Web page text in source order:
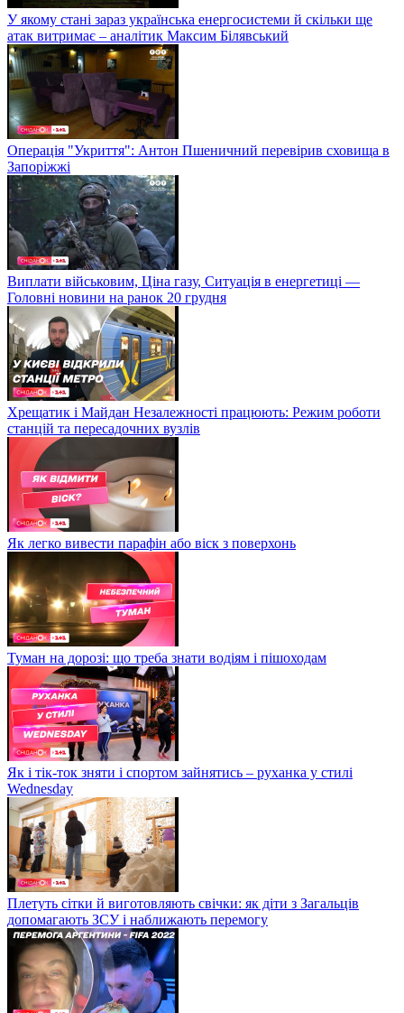
У якому стані зараз українська енергосистеми й скільки ще
атак витримає – аналітик Максим Білявський
Операція "Укриття": Антон Пшеничний перевірив сховища в
Запоріжжі
Виплати військовим, Ціна газу, Ситуація в енергетиці —
Головні новини на ранок 20 грудня
Хрещатик і Майдан Незалежності працюють: Режим роботи
станцій та пересадочних вузлів
Як легко вивести парафін або віск з поверхонь
Туман на дорозі: що треба знати водіям і пішоходам
Як і тік-ток зняти і спортом зайнятись – руханка у стилі
Wednesday
Плетуть сітки й виготовляють свічки: як діти з Загальців
допомагають ЗСУ і наближають перемогу